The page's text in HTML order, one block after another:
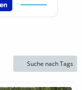
Suche nach Tags